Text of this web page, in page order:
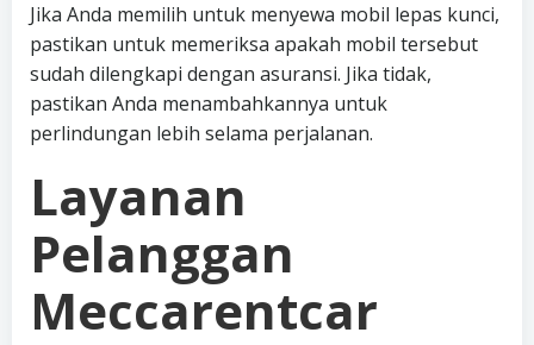
Jika Anda memilih untuk menyewa mobil lepas kunci,
pastikan untuk memeriksa apakah mobil tersebut
sudah dilengkapi dengan asuransi. Jika tidak,
pastikan Anda menambahkannya untuk
perlindungan lebih selama perjalanan.
Layanan
Pelanggan
Meccarentcar